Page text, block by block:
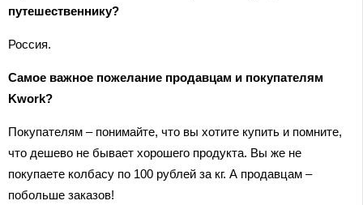
путешественнику?
Россия.
Самое важное пожелание продавцам и покупателям
Kwork?
Покупателям – понимайте, что вы хотите купить и помните,
что дешево не бывает хорошего продукта. Вы же не
покупаете колбасу по 100 рублей за кг. А продавцам –
побольше заказов!